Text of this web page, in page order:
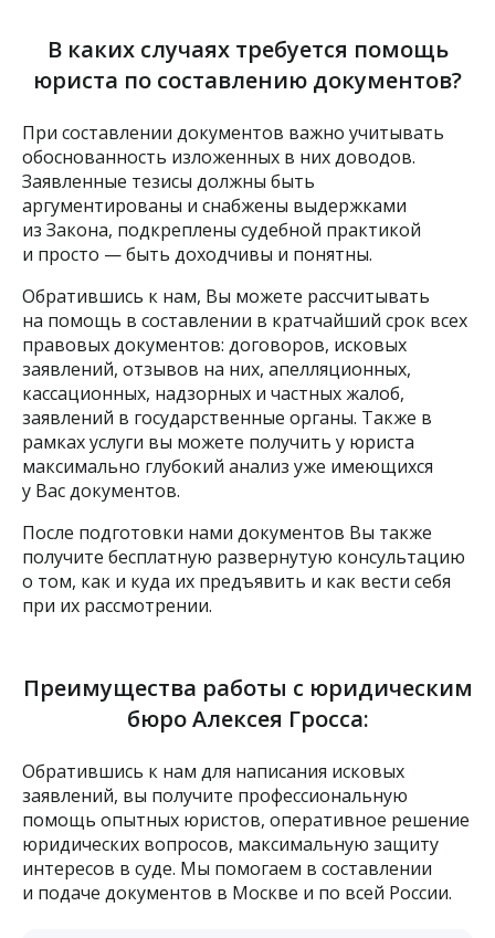
В каких случаях требуется помощь
юриста по составлению документов?
При составлении документов важно учитывать
обоснованность изложенных в них доводов.
Заявленные тезисы должны быть
аргументированы и снабжены выдержками
из Закона, подкреплены судебной практикой
и просто — быть доходчивы и понятны.
Обратившись к нам, Вы можете рассчитывать
на помощь в составлении в кратчайший срок всех
правовых документов: договоров, исковых
заявлений, отзывов на них, апелляционных,
кассационных, надзорных и частных жалоб,
заявлений в государственные органы. Также в
рамках услуги вы можете получить у юриста
максимально глубокий анализ уже имеющихся
у Вас документов.
После подготовки нами документов Вы также
получите бесплатную развернутую консультацию
о том, как и куда их предъявить и как вести себя
при их рассмотрении.
Преимущества работы с юридическим
бюро Алексея Гросса:
Обратившись к нам для написания исковых
заявлений, вы получите профессиональную
помощь опытных юристов, оперативное решение
юридических вопросов, максимальную защиту
интересов в суде. Мы помогаем в составлении
и подаче документов в Москве и по всей России.